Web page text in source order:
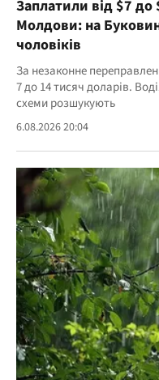
Заплатили від $7
Молдови: на
чоловіків
За незаконне
7 до 14 тисяч доларів.
схеми розшукують
6.08.2026 20:04